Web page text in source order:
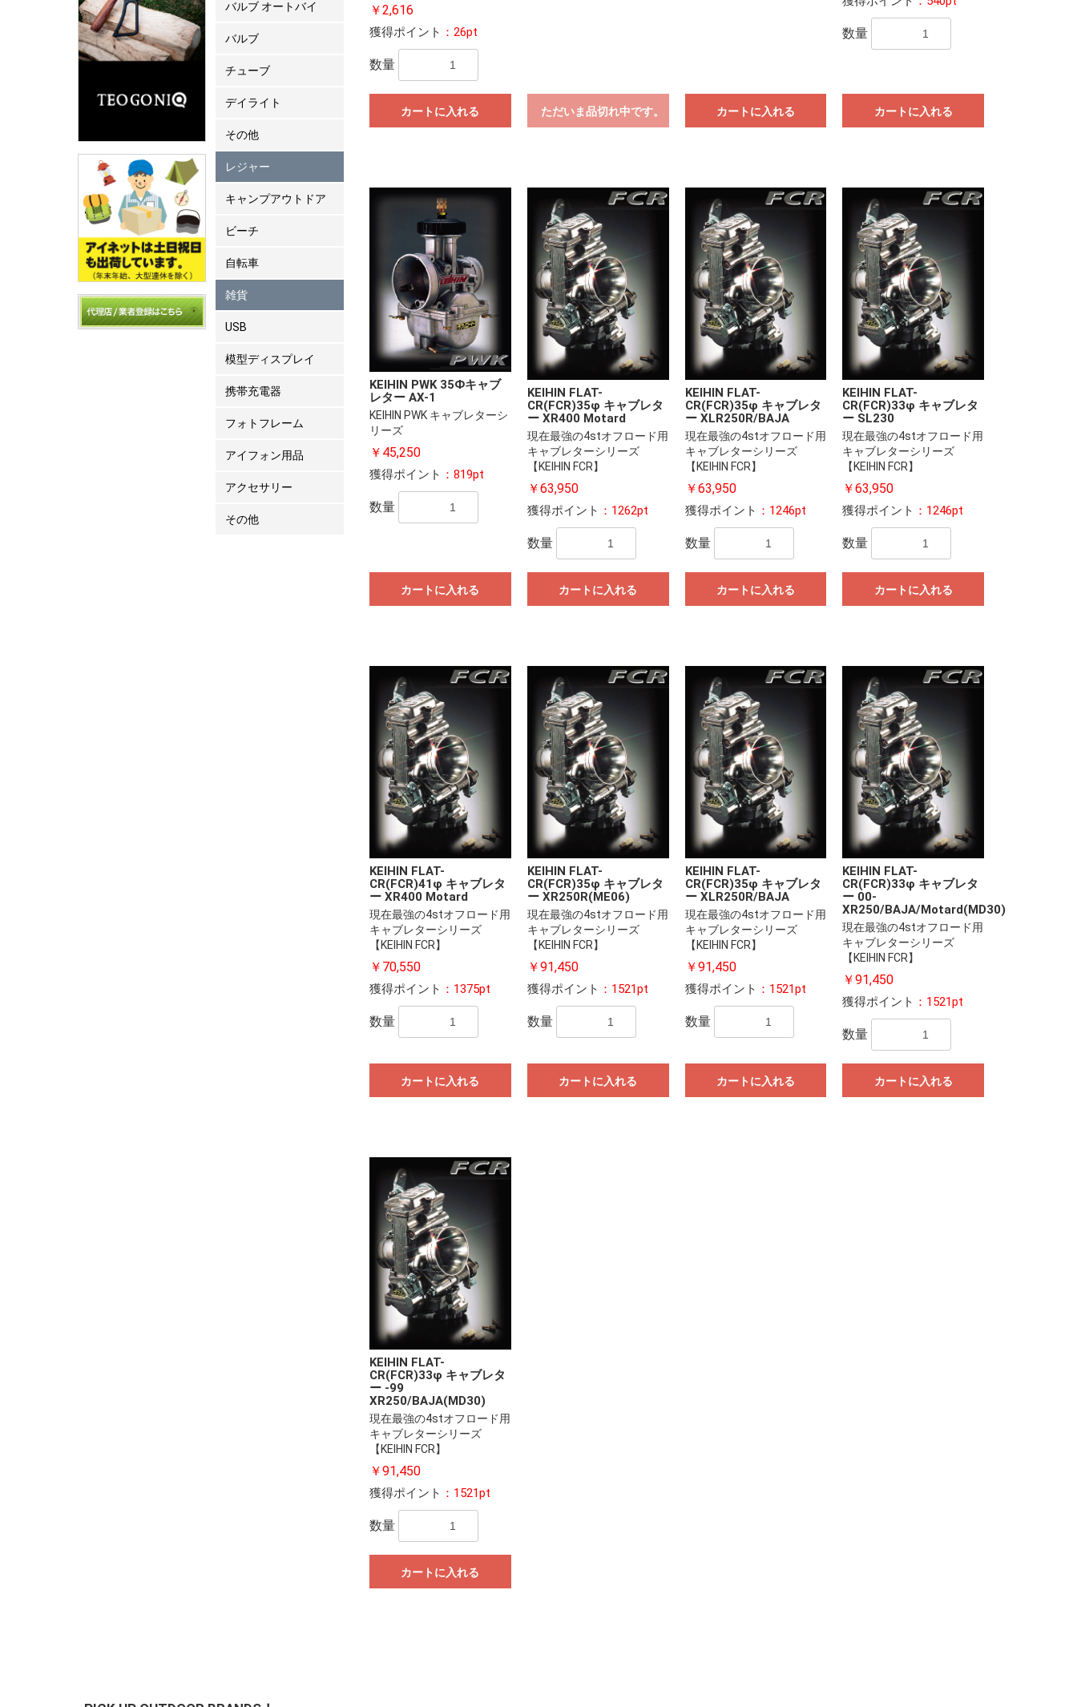
バルブ オートバイ
バルブ
チューブ
デイライト
その他
レジャー
キャンプアウトドア
ビーチ
自転車
雑貨
USB
模型ディスプレイ
携帯充電器
フォトフレーム
アイフォン用品
アクセサリー
その他
￥2,616
獲得ポイント ：26pt
数量
カートに入れる ただいま品切れ中です。 カートに入れる
数量
カートに入れる
KEIHIN PWK 35Фキャブ
レター AX-1
KEIHIN PWK キャブレターシ
リーズ
￥45,250
獲得ポイント ：819pt
数量
カートに入れる
KEIHIN FLAT-
CR(FCR)35φ キャブレタ
ー XR400 Motard
現在最強の4stオフロード用
キャブレターシリーズ
【KEIHIN FCR】
￥63,950
獲得ポイント ：1262pt
数量
カートに入れる
KEIHIN FLAT-
CR(FCR)35φ キャブレタ
ー XLR250R/BAJA
現在最強の4stオフロード用
キャブレターシリーズ
【KEIHIN FCR】
￥63,950
獲得ポイント ：1246pt
数量
カートに入れる
KEIHIN FLAT-
CR(FCR)33φ キャブレタ
ー SL230
現在最強の4stオフロード用
キャブレターシリーズ
【KEIHIN FCR】
￥63,950
獲得ポイント ：1246pt
数量
カートに入れる
KEIHIN FLAT-
CR(FCR)41φ キャブレタ
ー XR400 Motard
現在最強の4stオフロード用
キャブレターシリーズ
【KEIHIN FCR】
￥70,550
獲得ポイント ：1375pt
数量
カートに入れる
KEIHIN FLAT-
CR(FCR)35φ キャブレタ
ー XR250R(ME06)
現在最強の4stオフロード用
キャブレターシリーズ
【KEIHIN FCR】
￥91,450
獲得ポイント ：1521pt
数量
カートに入れる
KEIHIN FLAT-
CR(FCR)35φ キャブレタ
ー XLR250R/BAJA
現在最強の4stオフロード用
キャブレターシリーズ
【KEIHIN FCR】
￥91,450
獲得ポイント ：1521pt
数量
カートに入れる
KEIHIN FLAT-
CR(FCR)33φ キャブレタ
ー 00-
XR250/BAJA/Motard(MD30)
現在最強の4stオフロード用
キャブレターシリーズ
【KEIHIN FCR】
￥91,450
獲得ポイント ：1521pt
数量
カートに入れる
KEIHIN FLAT-
CR(FCR)33φ キャブレタ
ー -99
XR250/BAJA(MD30)
現在最強の4stオフロード用
キャブレターシリーズ
【KEIHIN FCR】
￥91,450
獲得ポイント ：1521pt
数量
カートに入れる